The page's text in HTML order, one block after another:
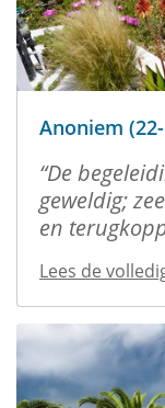
Anoniem
De
geweldig;
en
Lees de